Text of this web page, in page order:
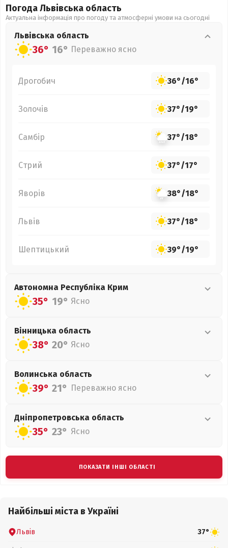
Погода Львівська область
Актуальна інформація про погоду та атмосферні умови на сьогодні
Львівська область
36° 16° Переважно ясно
Дрогобич 36°/16°
Золочів 37°/19°
Самбір 37°/18°
Стрий 37°/17°
Яворів 38°/18°
Львів 37°/18°
Шептицький 39°/19°
Автономна Республіка Крим
35° 19° Ясно
Вінницька область
38° 20° Ясно
Волинська область
39° 21° Переважно ясно
Дніпропетровська область
35° 23° Ясно
ПОКАЗАТИ ІНШІ ОБЛАСТІ
Найбільші міста в Україні
Львів 37°